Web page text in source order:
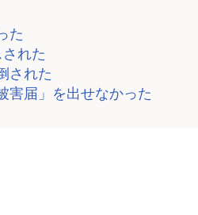
た
れた
された
害届」を出せなかった